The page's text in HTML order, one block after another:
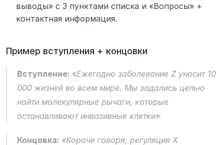
выводы» с 3 пунктами списка и «Вопросы» +
контактная информация.
Пример вступления + концовки
Вступление: «Ежегодно заболевание Z уносит 10
000 жизней во всем мире. Мы задались целью
найти молекулярные рычаги, которые
останавливают инвазивные клетки».
Концовка: «Короче говоря, регуляция X